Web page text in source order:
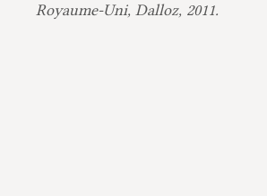
Royaume-Uni, Dalloz, 2011.